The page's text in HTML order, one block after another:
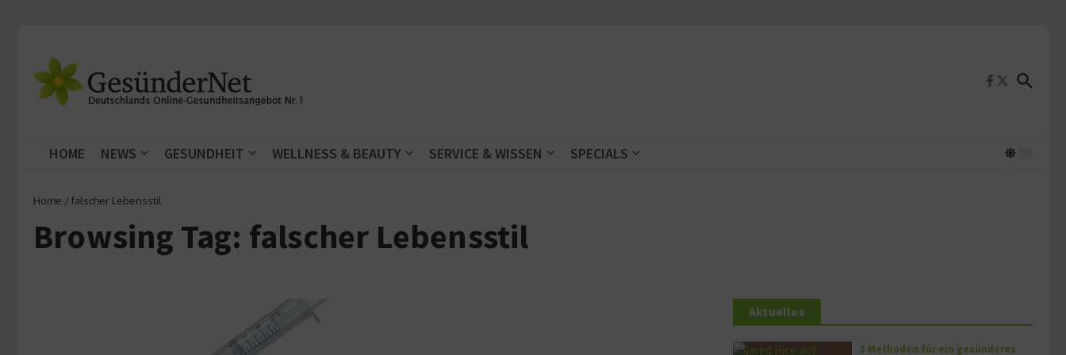
HOME NEWS GESUNDHEIT WELLNESS & BEAUTY SERVICE & WISSEN SPECIALS
Home / falscher Lebensstil
Browsing Tag: falscher Lebensstil
Aktuelles
5 Methoden für ein gesünderes